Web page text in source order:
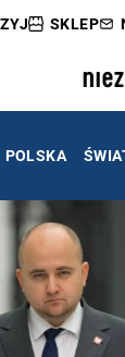
SKLEP
POLSKA